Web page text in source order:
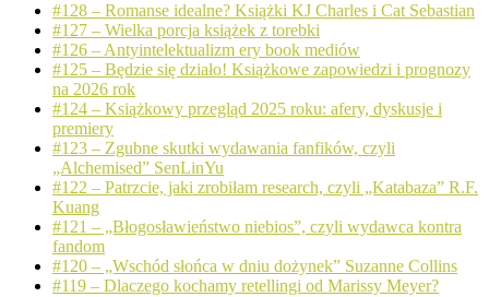
#128 – Romanse idealne? Książki KJ Charles i Cat Sebastian
#127 – Wielka porcja książek z torebki
#126 – Antyintelektualizm ery book mediów
#125 – Będzie się działo! Książkowe zapowiedzi i prognozy
na 2026 rok
#124 – Książkowy przegląd 2025 roku: afery, dyskusje i
premiery
#123 – Zgubne skutki wydawania fanfików, czyli
„Alchemised” SenLinYu
#122 – Patrzcie, jaki zrobiłam research, czyli „Katabaza” R.F.
Kuang
#121 – „Błogosławieństwo niebios”, czyli wydawca kontra
fandom
#120 – „Wschód słońca w dniu dożynek” Suzanne Collins
#119 – Dlaczego kochamy retellingi od Marissy Meyer?